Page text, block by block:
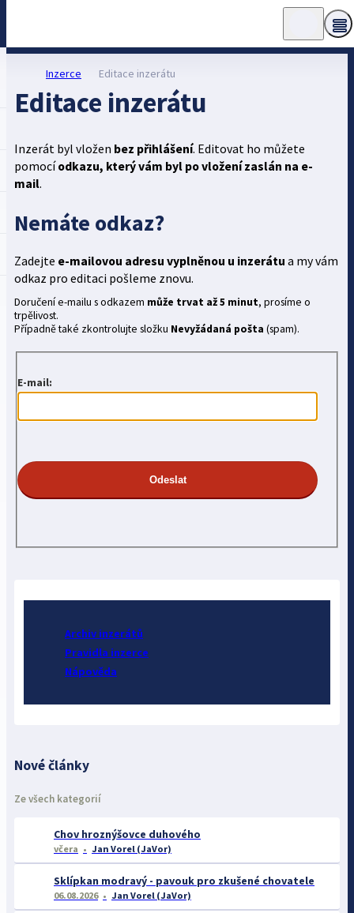
Inzerce Editace inzerátu
Editace inzerátu
Inzerát byl vložen bez přihlášení. Editovat ho můžete
pomocíodkazu, který vám byl po vložení zaslán na e-
mail.
Nemáte odkaz?
Zadejte e-mailovou adresu vyplněnou u inzerátu a my vám
odkaz pro editaci pošleme znovu.
Doručení e-mailu s odkazem může trvat až 5 minut, prosíme o
trpělivost.
Případně také zkontrolujte složku Nevyžádaná pošta (spam).
E-mail:
Archiv inzerátů
Pravidla inzerce
Nápověda
Nové články
Ze všech kategorií
Chov hroznýšovce duhového
včera Jan Vorel (JaVor)
Sklípkan modravý - pavouk pro zkušené chovatele
06.08.2026 Jan Vorel (JaVor)